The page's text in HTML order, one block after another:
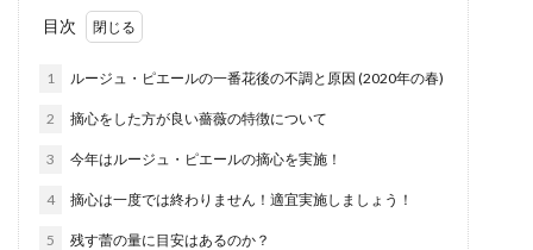
目次
1 ルージュ・ピエールの一番花後の不調と原因 (2020年の春)
2 摘心をした方が良い薔薇の特徴について
3 今年はルージュ・ピエールの摘心を実施！
4 摘心は一度では終わりません！適宜実施しましょう！
5 残す蕾の量に目安はあるのか？